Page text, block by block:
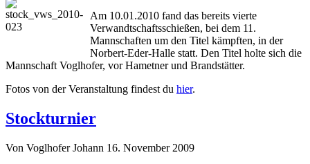
Am 10.01.2010 fand das bereits vierte
Verwandtschaftsschießen, bei dem 11.
Mannschaften um den Titel kämpften, in der
Norbert-Eder-Halle statt. Den Titel holte sich die
Mannschaft Voglhofer, vor Hametner und Brandstätter.
Fotos von der Veranstaltung findest du hier.
Stockturnier
Von Voglhofer Johann 16. November 2009